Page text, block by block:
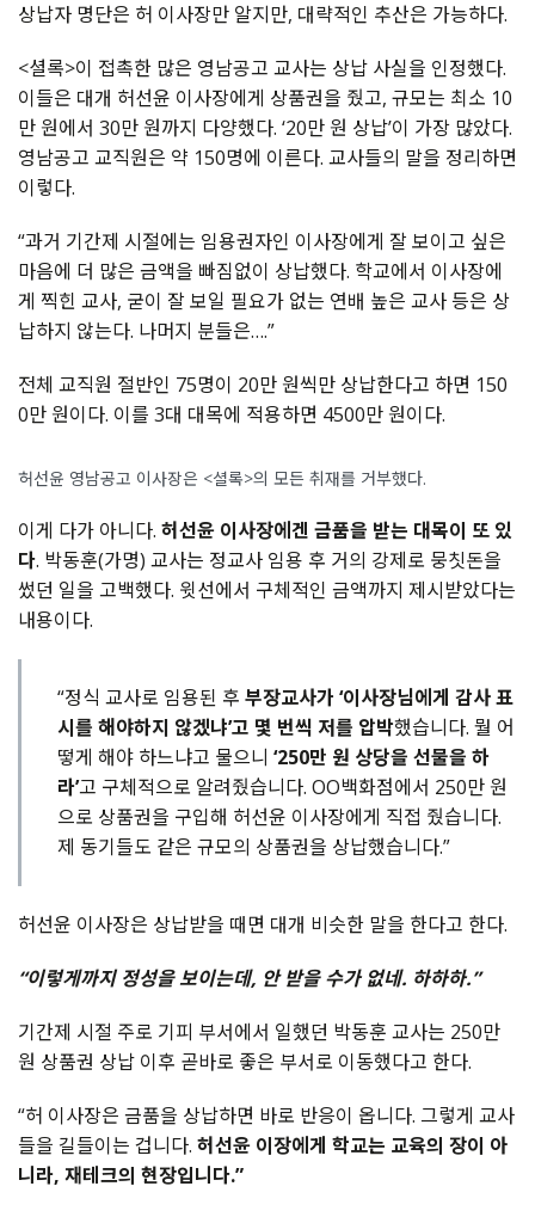
상납자 명단은 허 이사장만 알지만, 대략적인 추산은 가능하다.
<셜록>이 접촉한 많은 영남공고 교사는 상납 사실을 인정했다.
이들은 대개 허선윤 이사장에게 상품권을 줬고, 규모는 최소 10
만 원에서 30만 원까지 다양했다. ‘20만 원 상납’이 가장 많았다.
영남공고 교직원은 약 150명에 이른다. 교사들의 말을 정리하면
이렇다.
“과거 기간제 시절에는 임용권자인 이사장에게 잘 보이고 싶은
마음에 더 많은 금액을 빠짐없이 상납했다. 학교에서 이사장에
게 찍힌 교사, 굳이 잘 보일 필요가 없는 연배 높은 교사 등은 상
납하지 않는다. 나머지 분들은….”
전체 교직원 절반인 75명이 20만 원씩만 상납한다고 하면 150
0만 원이다. 이를 3대 대목에 적용하면 4500만 원이다.
허선윤 영남공고 이사장은 <셜록>의 모든 취재를 거부했다.
이게 다가 아니다. 허선윤 이사장에겐 금품을 받는 대목이 또 있
다. 박동훈(가명) 교사는 정교사 임용 후 거의 강제로 뭉칫돈을
썼던 일을 고백했다. 윗선에서 구체적인 금액까지 제시받았다는
내용이다.
“정식 교사로 임용된 후 부장교사가 ‘이사장님에게 감사 표
시를 해야하지 않겠냐’고 몇 번씩 저를 압박했습니다. 뭘 어
떻게 해야 하느냐고 물으니 ‘250만 원 상당을 선물을 하
라’고 구체적으로 알려줬습니다. OO백화점에서 250만 원
으로 상품권을 구입해 허선윤 이사장에게 직접 줬습니다.
제 동기들도 같은 규모의 상품권을 상납했습니다.”
허선윤 이사장은 상납받을 때면 대개 비슷한 말을 한다고 한다.
“이렇게까지 정성을보이는데, 안 받을 수가 없네. 하하하.”
기간제 시절 주로 기피 부서에서 일했던 박동훈 교사는 250만
원 상품권 상납 이후 곧바로 좋은 부서로 이동했다고 한다.
“허 이사장은 금품을 상납하면 바로 반응이 옵니다. 그렇게 교사
들을 길들이는 겁니다. 허선윤 이장에게 학교는 교육의 장이 아
니라, 재테크의 현장입니다.”